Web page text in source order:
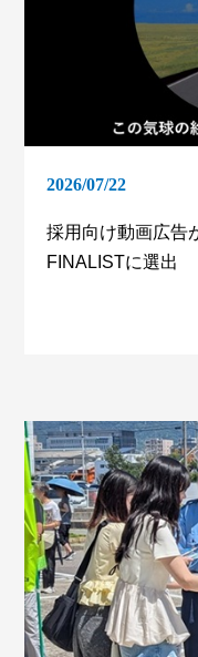
2026/07/22
採用向け動画広告
FINALISTに選出